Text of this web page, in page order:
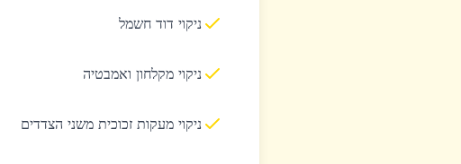
ניקוי דוד חשמל
ניקוי מקלחון ואמבטיה
ניקוי מעקות זכוכית משני הצדדים